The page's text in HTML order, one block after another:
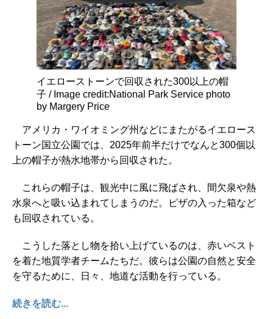
イエローストーンで回収された300以上の帽
子 / Image credit:National Park Service photo
by Margery Price
アメリカ・ワイオミング州などにまたがるイエロース
トーン国立公園では、2025年前半だけでなんと300個以
上の帽子が熱水地帯から回収された。
これらの帽子は、観光中に風に飛ばされ、間欠泉や熱
水泉へと吸い込まれてしまうのだ。ピザの入った箱など
も回収されている。
こうした落とし物を拾い上げているのは、赤いベスト
を着た地質学者チームたちだ。彼らは公園の自然と安全
を守るために、日々、地道な活動を行っている。
続きを読む...